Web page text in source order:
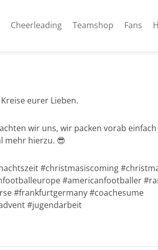
Cheerleading Teamshop Fans
eurer Lieben.
wir uns, wir packen vorab
mehr hierzu. 😎
#christmasiscoming
#americanfootballer
#frankfurtgermany #coachesume
#jugendarbeit